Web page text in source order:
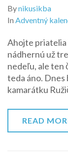
Bynikusikba
In Adventný
Ahojte priatelia
nádhernú už
nedeľu, ale ten
teda áno. Dnes
kamarátku
READ